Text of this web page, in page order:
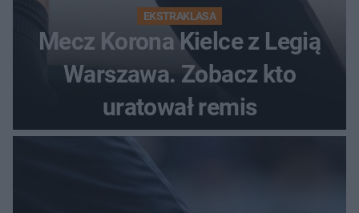
EKSTRAKLASA
Mecz Korona Kielce z Legią
Warszawa. Zobacz kto
uratował remis